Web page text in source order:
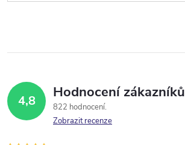
4,8 Hodnocení zákazníků
822 hodnocení
Zobrazit recenze